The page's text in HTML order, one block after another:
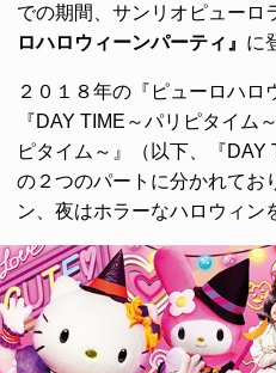
での期間、サンリオピューロ
ロハロウィーンパーティ』 に
２０１８年の『ピューロハロ
『DAY TIME～パリピタイム
ピタイム～』（以下、『DAY
の２つのパートに分かれてお
ン、夜はホラーなハロウィン